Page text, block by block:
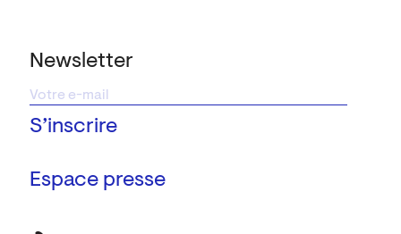
Newsletter
Espace presse